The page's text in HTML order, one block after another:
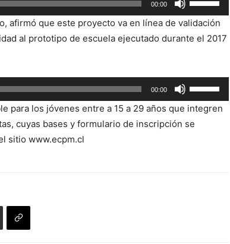
00:00
las
teclas
de
arriba/abajo
para
aumentar
o
afirmó que este proyecto va en línea de validación
al prototipo de escuela ejecutado durante el 2017
00:00
las
teclas
de
para los jóvenes entre a 15 a 29 años que integren
cuyas bases y formulario de inscripción se
sitio www.ecpm.cl